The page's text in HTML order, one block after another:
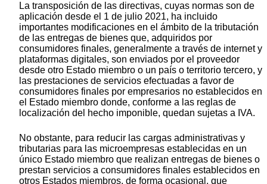
La transposición de las directivas, cuyas normas son de
aplicación desde el 1 de julio 2021, ha incluido
importantes modificaciones en el ámbito de la tributación
de las entregas de bienes que, adquiridos por
consumidores finales, generalmente a través de internet y
plataformas digitales, son enviados por el proveedor
desde otro Estado miembro o un país o territorio tercero, y
las prestaciones de servicios efectuadas a favor de
consumidores finales por empresarios no establecidos en
el Estado miembro donde, conforme a las reglas de
localización del hecho imponible, quedan sujetas a IVA.
No obstante, para reducir las cargas administrativas y
tributarias para las microempresas establecidas en un
único Estado miembro que realizan entregas de bienes o
prestan servicios a consumidores finales establecidos en
otros Estados miembros, de forma ocasional, que